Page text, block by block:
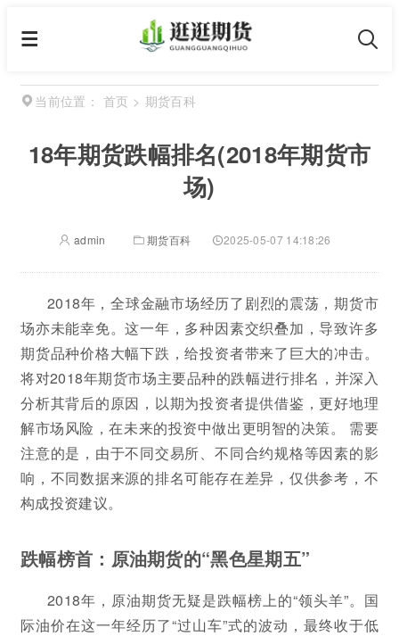
当前位置： 首页 > 期货百科
18年期货跌幅排名(2018年期货市
场)
admin 期货百科 2025-05-07 14:18:26
2018年，全球金融市场经历了剧烈的震荡，期货市
场亦未能幸免。这一年，多种因素交织叠加，导致许多
期货品种价格大幅下跌，给投资者带来了巨大的冲击。
将对2018年期货市场主要品种的跌幅进行排名，并深入
分析其背后的原因，以期为投资者提供借鉴，更好地理
解市场风险，在未来的投资中做出更明智的决策。 需要
注意的是，由于不同交易所、不同合约规格等因素的影
响，不同数据来源的排名可能存在差异，仅供参考，不
构成投资建议。
跌幅榜首：原油期货的“黑色星期五”
2018年，原油期货无疑是跌幅榜上的“领头羊”。国
际油价在这一年经历了“过山车”式的波动，最终收于低